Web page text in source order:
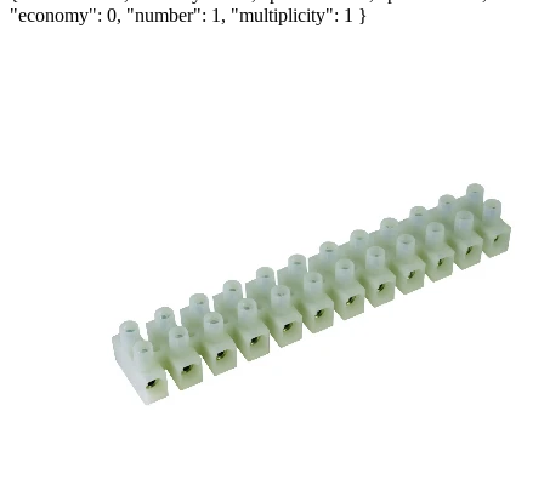
"economy": 0, "number": 1, "multiplicity": 1 }